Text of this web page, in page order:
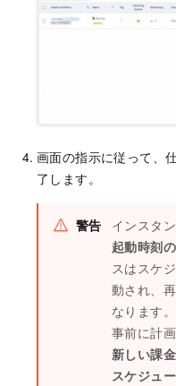
画面の指示に従って、
了します。
警告 インスタ
起動時刻
スはスケ
動され、
なります
事前に計
新しい課
スケジュ